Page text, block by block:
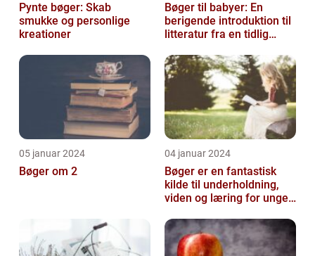
Pynte bøger: Skab
smukke og personlige
kreationer
Bøger til babyer: En
berigende introduktion til
litteratur fra en tidlig
05 januar 2024
Bøger om 2
04 januar 2024
Bøger er en fantastisk
kilde til underholdning,
viden og læring for unge
14 å...